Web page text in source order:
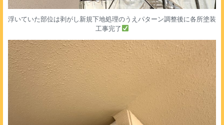
浮いていた部位は剥がし新規下地処理のうえパターン調整後に各所塗装
工事完了